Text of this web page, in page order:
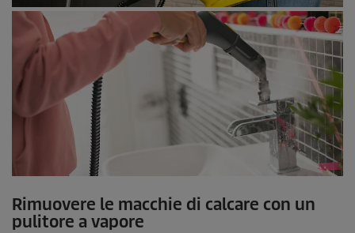
Rimuovere le macchie di calcare con un
pulitore a vapore